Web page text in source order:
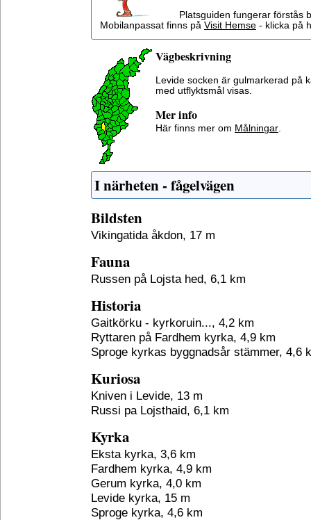
Platsguiden fungerar förstås
Mobilanpassat finns på Visit Hemse - klicka på
Vägbeskrivning
Levide socken är gulmarkerad på
med utflyktsmål visas.
Mer info
Här finns mer om Målningar.
I närheten - fågelvägen
Bildsten
Vikingatida åkdon, 17 m
Fauna
Russen på Lojsta hed, 6,1 km
Historia
Gaitkörku - kyrkoruin..., 4,2 km
Ryttaren på Fardhem kyrka, 4,9 km
Sproge kyrkas byggnadsår stämmer, 4,6
Kuriosa
Kniven i Levide, 13 m
Russi pa Lojsthaid, 6,1 km
Kyrka
Eksta kyrka, 3,6 km
Fardhem kyrka, 4,9 km
Gerum kyrka, 4,0 km
Levide kyrka, 15 m
Sproge kyrka, 4,6 km